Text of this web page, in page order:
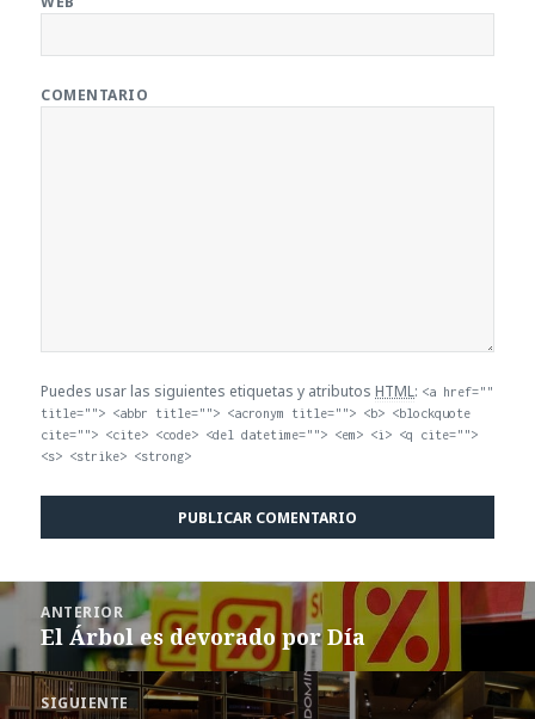
COMENTARIO
Puedes usar las siguientes etiquetas y atributos HTML: <a href=""
title=""> <abbr title=""> <acronym title=""> <b> <blockquote
cite=""> <cite> <code> <del datetime=""> <em> <i> <q cite="">
<s> <strike> <strong>
Navegación
entradas
ANTERIOR
Entrada
anterior:
El Árbol es devorado por Día
SIGUIENTE